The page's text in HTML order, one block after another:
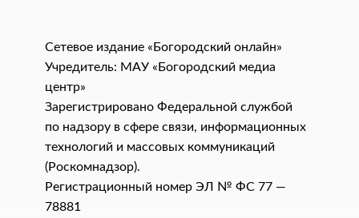
Сетевое издание «Богородский онлайн»
Учредитель: МАУ «Богородский медиа
центр»
Зарегистрировано Федеральной службой
по надзору в сфере связи, информационных
технологий и массовых коммуникаций
(Роскомнадзор).
Регистрационный номер ЭЛ № ФС 77 —
78881